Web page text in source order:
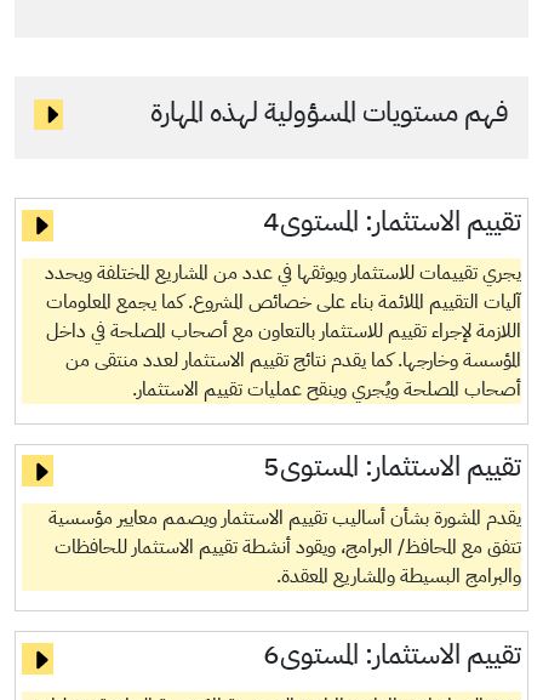
فهم مستويات المسؤولية لهذه المهارة
تقييم الاستثمار: المستوى4
يجري تقييمات للاستثمار ويوثقها في عدد من المشاريع المختلفة ويحدد
آليات التقييم الملائمة بناء على خصائص المشروع. كما يجمع المعلومات
اللازمة لإجراء تقييم للاستثمار بالتعاون مع أصحاب المصلحة في داخل
المؤسسة وخارجها. كما يقدم نتائج تقييم الاستثمار لعدد منتقى من
أصحاب المصلحة ويُجري وينقح عمليات تقييم الاستثمار.
تقييم الاستثمار: المستوى5
يقدم المشورة بشأن أساليب تقييم الاستثمار ويصمم معايير مؤسسية
تتفق مع المحافظ/ البرامج، ويقود أنشطة تقييم الاستثمار للحافظات
والبرامج البسيطة والمشاريع المعقدة.
تقييم الاستثمار: المستوى6